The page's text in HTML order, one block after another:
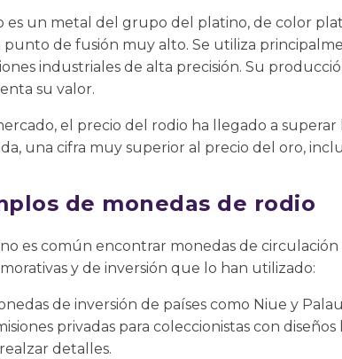
es un metal del grupo del platino, de color
de fusión muy alto. Se utiliza
industriales de alta precisión. Su
su valor.
el precio del rodio ha llegado a
una cifra muy superior al precio del oro,
de monedas de rodio
es común encontrar monedas de circulación
y de inversión que lo han utilizado:
de inversión de países como Niue y
privadas para coleccionistas con
detalles.